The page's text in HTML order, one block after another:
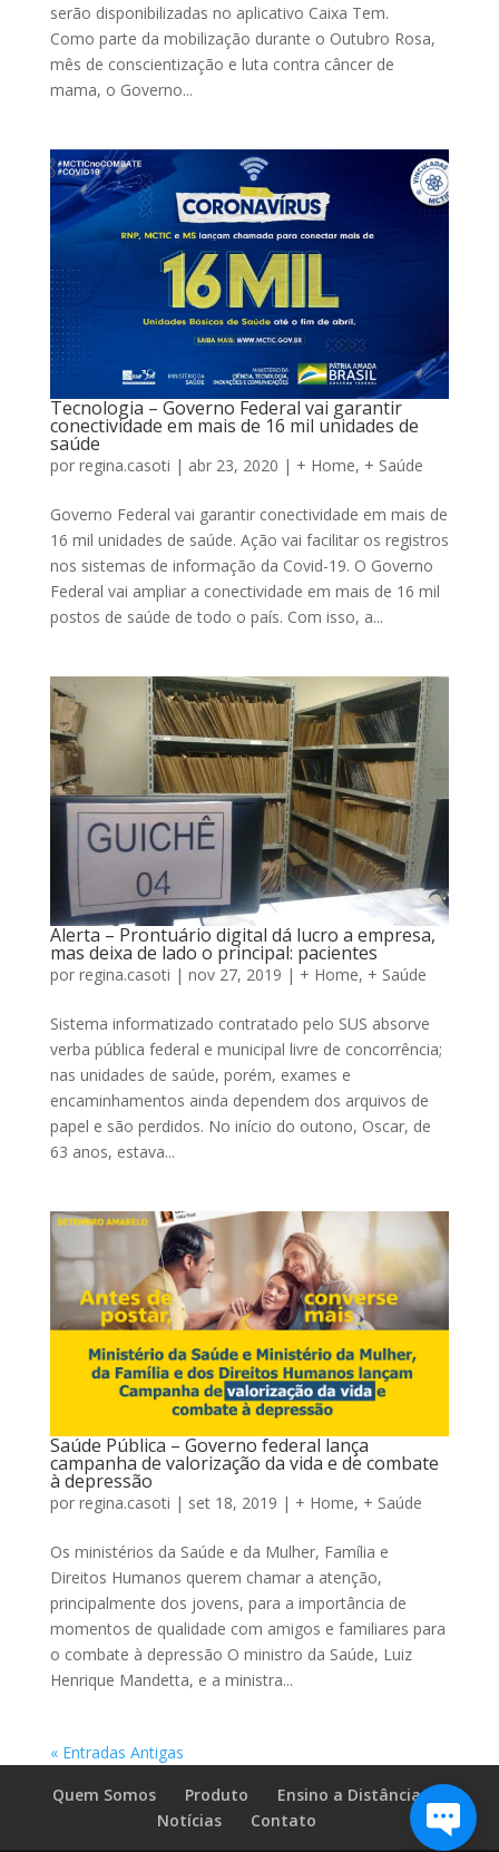
serão disponibilizadas no aplicativo Caixa Tem.
Como parte da mobilização durante o Outubro Rosa,
mês de conscientização e luta contra câncer de
mama, o Governo...
Tecnologia – Governo Federal vai garantir
conectividade em mais de 16 mil unidades de
saúde
por regina.casoti | abr 23, 2020 | + Home, + Saúde
Governo Federal vai garantir conectividade em mais de
16 mil unidades de saúde. Ação vai facilitar os registros
nos sistemas de informação da Covid-19. O Governo
Federal vai ampliar a conectividade em mais de 16 mil
postos de saúde de todo o país. Com isso, a...
Alerta – Prontuário digital dá lucro a empresa,
mas deixa de lado o principal: pacientes
por regina.casoti | nov 27, 2019 | + Home, + Saúde
Sistema informatizado contratado pelo SUS absorve
verba pública federal e municipal livre de concorrência;
nas unidades de saúde, porém, exames e
encaminhamentos ainda dependem dos arquivos de
papel e são perdidos. No início do outono, Oscar, de
63 anos, estava...
Saúde Pública – Governo federal lança
campanha de valorização da vida e de combate
à depressão
por regina.casoti | set 18, 2019 | + Home, + Saúde
Os ministérios da Saúde e da Mulher, Família e
Direitos Humanos querem chamar a atenção,
principalmente dos jovens, para a importância de
momentos de qualidade com amigos e familiares para
o combate à depressão O ministro da Saúde, Luiz
Henrique Mandetta, e a ministra...
« Entradas Antigas
Quem Somos
Produto
Ensino a Distância
Notícias
Contato